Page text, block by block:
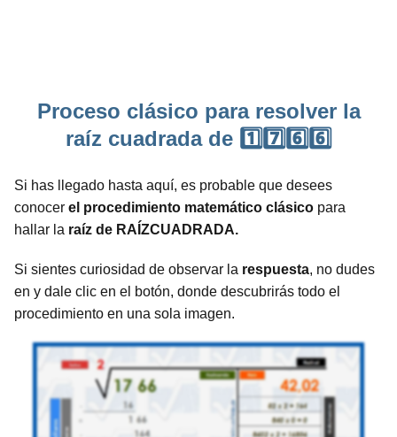
Proceso clásico para resolver la
raíz cuadrada de 1️⃣7️⃣6️⃣6️⃣
Si has llegado hasta aquí, es probable que desees
conocer el procedimiento matemático clásico para
hallar la raíz de RAÍZCUADRADA.
Si sientes curiosidad de observar la respuesta, no dudes
en y dale clic en el botón, donde descubrirás todo el
procedimiento en una sola imagen.